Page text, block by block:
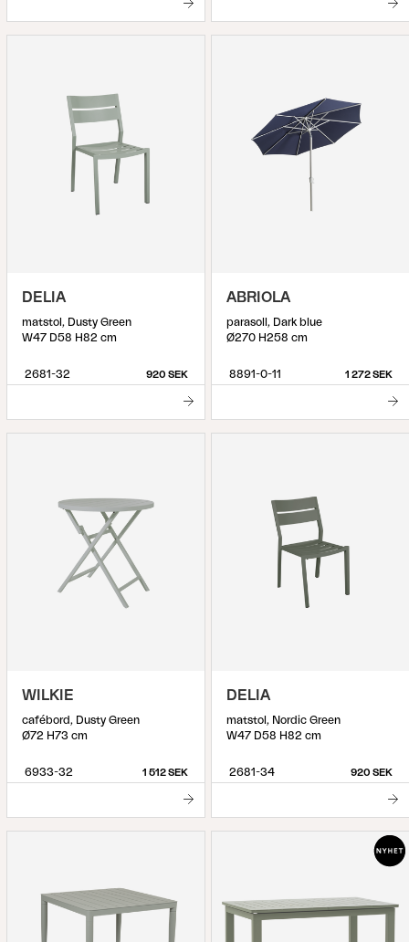
DELIA
matstol, Dusty Green
W47 D58 H82 cm
2681-32 920 SEK
ABRIOLA
parasoll, Dark blue
Ø270 H258 cm
8891-0-11 1 272 SEK
WILKIE
cafébord, Dusty Green
Ø72 H73 cm
6933-32 1 512 SEK
DELIA
matstol, Nordic Green
W47 D58 H82 cm
2681-34 920 SEK